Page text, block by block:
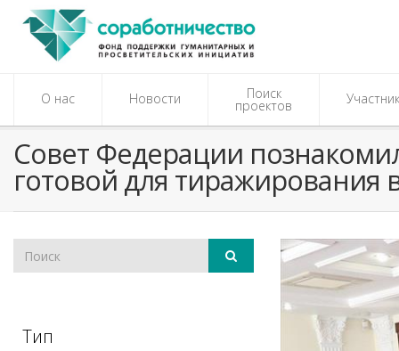
О нас Новости Поиск
проектов
​Совет Федерации
готовой для тиражирования
Тип